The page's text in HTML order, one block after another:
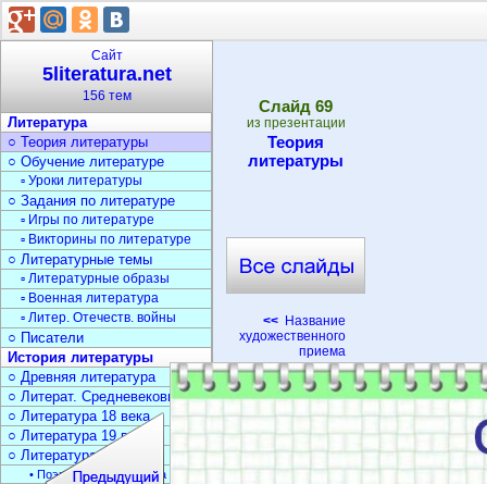
Cлайд 69
из презентации
Теория
литературы
<< Название
художественного
приема
Сайт
5literatura.net
156 тем
Литература
○ Теория литературы
○ Обучение литературе
▫ Уроки литературы
○ Задания по литературе
▫ Игры по литературе
▫ Викторины по литературе
○ Литературные темы
▫ Литературные образы
▫ Военная литература
▫ Литер. Отечеств. войны
○ Писатели
История литературы
○ Древняя литература
○ Литерат. Средневековья
○ Литература 18 века
○ Литература 19 века
○ Литература 20 века
• Поэзия Серебрян. века